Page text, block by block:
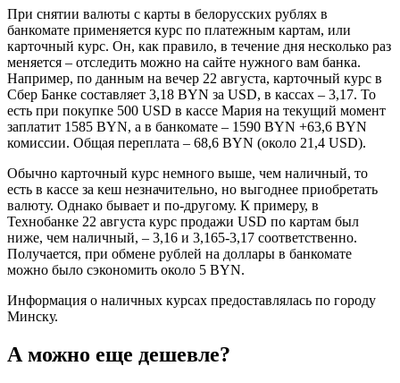
При снятии валюты с карты в белорусских рублях в
банкомате применяется курс по платежным картам, или
карточный курс. Он, как правило, в течение дня несколько раз
меняется – отследить можно на сайте нужного вам банка.
Например, по данным на вечер 22 августа, карточный курс в
Сбер Банке составляет 3,18 BYN за USD, в кассах – 3,17. То
есть при покупке 500 USD в кассе Мария на текущий момент
заплатит 1585 BYN, а в банкомате – 1590 BYN +63,6 BYN
комиссии. Общая переплата – 68,6 BYN (около 21,4 USD).
Обычно карточный курс немного выше, чем наличный, то
есть в кассе за кеш незначительно, но выгоднее приобретать
валюту. Однако бывает и по-другому. К примеру, в
Технобанке 22 августа курс продажи USD по картам был
ниже, чем наличный, – 3,16 и 3,165-3,17 соответственно.
Получается, при обмене рублей на доллары в банкомате
можно было сэкономить около 5 BYN.
Информация о наличных курсах предоставлялась по городу
Минску.
А можно еще дешевле?